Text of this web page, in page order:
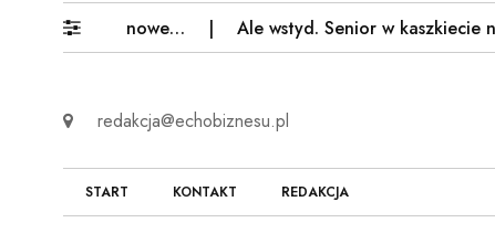
Są nowe… Ale wstyd. Senior w kaszkiecie
redakcja@echobiznesu.pl
START KONTAKT REDAKCJA